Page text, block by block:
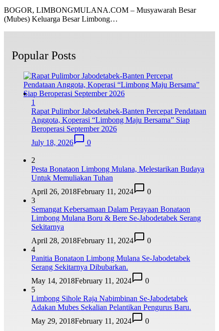
BOGOR, LIMBONGMULANA.COM – Musyawarah Besar
(Mubes) Keluarga Besar Limbong…
Popular Posts
1
Rapat Pulimbor Jabodetabek-Banten Percepat Pendataan
Anggota, Koperasi “Limbong Maju Bersama” Siap
Beroperasi September 2026
July 18, 2026
0
2
Pesta Bonataon Limbong Mulana, Melestarikan Budaya
Untuk Memuliakan Tuhan
April 26, 2018February 11, 2024
0
3
Semangat Kebersamaan Dalam Perayaan Bonataon
Limbong Mulana Boru & Bere Se-Jabodetabek Serang
Sekitarnya
April 28, 2018February 11, 2024
0
4
Panitia Bonataon Limbong Mulana Se-Jabodetabek
Serang Sekitarnya Dibubarkan.
May 14, 2018February 11, 2024
0
5
Limbong Sihole Raja Nabimbinan Se-Jabodetabek
Adakan Mubes Sekalian Pelantikan Pengurus Baru.
May 29, 2018February 11, 2024 0